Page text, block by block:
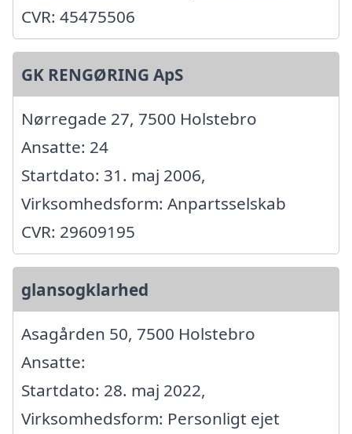
CVR: 45475506
GK RENGØRING ApS
Nørregade 27, 7500 Holstebro
Ansatte: 24
Startdato: 31. maj 2006,
Virksomhedsform: Anpartsselskab
CVR: 29609195
glansogklarhed
Asagården 50, 7500 Holstebro
Ansatte:
Startdato: 28. maj 2022,
Virksomhedsform: Personligt ejet